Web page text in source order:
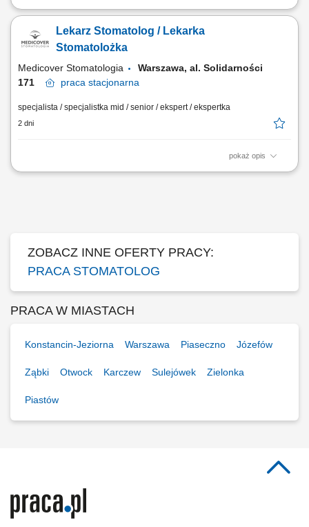
Zapraszamy do współpracy lekarzy dentystów/ lekarki dentystki z
obejmować: leczenie endodontyczne pacjentów w nowoczesnym
środowisku, z wykorzystaniem mikroskopu, praca na planach leczenia
Lekarz Stomatolog / Lekarka
Stomatolożka
Medicover Stomatologia
Warszawa, al. Solidarności
171
praca stacjonarna
specjalista / specjalistka mid / senior / ekspert / ekspertka
2 dni
pokaż opis
Zapraszamy do współpracy lekarzy dentystów: posiadających prawo
ZOBACZ INNE OFERTY PRACY:
PRACA STOMATOLOG
PRACA W MIASTACH
Konstancin-Jeziorna Warszawa Piaseczno Józefów
Ząbki Otwock Karczew Sulejówek Zielonka
Piastów